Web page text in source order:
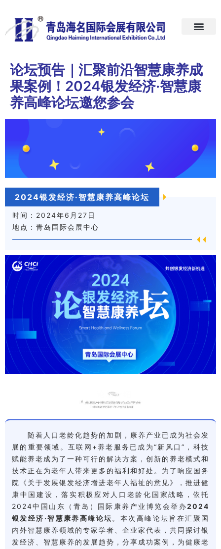
论坛预告｜汇聚前沿智慧康养成
果案例！2024银发经济·智慧康
养高峰论坛邀您参会
2024银发经济·智慧康养高峰论坛
时间：2024年6月27日
地点：青岛国际会展中心
论坛介绍
随着人口老龄化趋势的加剧，康养产业已成为社会发
展的重要领域。互联网+养老服务已成为“新风口”，科技
赋能养老成为了一种可行的解决方案，创新的养老模式和
技术正在为老年人带来更多的福利和好处。为了响应国务
院《关于发展银发经济增进老年人福祉的意见》，推进健
康中国建设，落实积极应对人口老龄化国家战略，依托
2024中国山东（青岛）国际康养产业博览会举办2024
银发经济·智慧康养高峰论坛 。本次高峰论坛旨在汇聚国
内外智慧康养领域的专家学者、企业家代表，共同探讨银
发经济、智慧康养的发展趋势，分享成功案例，为健康老